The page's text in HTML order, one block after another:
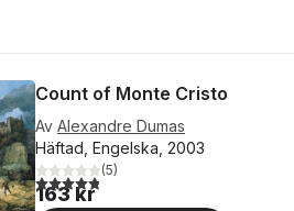
Count of Monte Cristo
Av Alexandre Dumas
Häftad, Engelska, 2003
4,8utav 5 stjärnor. Totalt antal röster:
(5)
163 kr